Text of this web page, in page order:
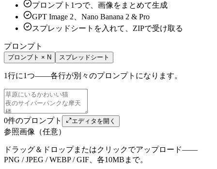
プロンプト1つで、画像をまとめて生成
GPT Image 2、Nano Banana 2 & Pro
スプレッドシートを入れて、ZIPで受け取る
プロンプト
プロンプト × N スプレッドシート
1行に1つ——各行が別々のプロンプトになります。
0件のプロンプト エディタを開く
参照画像（任意）
ドラッグ＆ドロップまたはクリックでアップロード——
PNG / JPEG / WEBP / GIF、各10MBまで。